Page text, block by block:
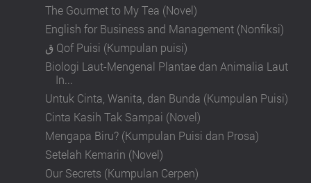
The Gourmet to My Tea (Novel)
English for Business and Management (Nonfiksi)
ق Qof Puisi (Kumpulan puisi)
Biologi Laut-Mengenal Plantae dan Animalia Laut
In...
Untuk Cinta, Wanita, dan Bunda (Kumpulan Puisi)
Cinta Kasih Tak Sampai (Novel)
Mengapa Biru? (Kumpulan Puisi dan Prosa)
Setelah Kemarin (Novel)
Our Secrets (Kumpulan Cerpen)